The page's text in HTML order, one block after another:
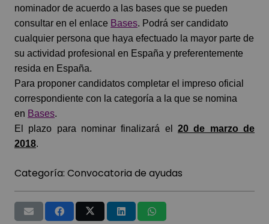
nominador de acuerdo a las bases que se pueden
consultar en el enlace Bases. Podrá ser candidato
cualquier persona que haya efectuado la mayor parte de
su actividad profesional en España y preferentemente
resida en España.
Para proponer candidatos completar el impreso oficial
correspondiente con la categoría a la que se nomina
en Bases.
El plazo para nominar finalizará el 20 de marzo de
2018.
Categoría: Convocatoria de ayudas